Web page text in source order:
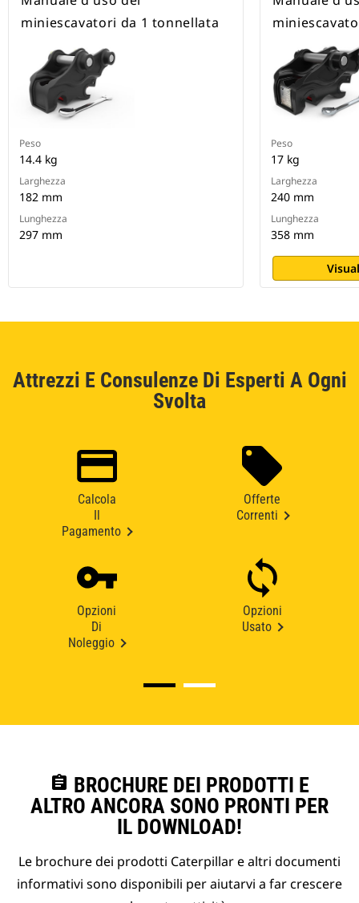
miniescavatori da 1 tonnellata
Peso
14.4 kg
Larghezza
182 mm
Lunghezza
297 mm
Peso
17 kg
Larghezza
240 mm
Lunghezza
358 mm
Attrezzi E Consulenze Di Esperti A Ogni
Svolta
Calcola
Pagamento
Offerte
Correnti
Opzioni
Di
Noleggio
Opzioni
Usato
assignment BROCHURE DEI PRODOTTI E
ALTRO ANCORA SONO PRONTI PER
IL DOWNLOAD!
Le brochure dei prodotti Caterpillar e altri documenti
informativi sono disponibili per aiutarvi a far crescere